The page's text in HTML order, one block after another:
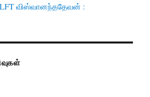
விஸ்வானந்ததேவன் :